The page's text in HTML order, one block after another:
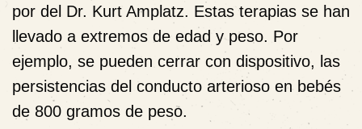
por del Dr. Kurt Amplatz. Estas terapias se han
llevado a extremos de edad y peso. Por
ejemplo, se pueden cerrar con dispositivo, las
persistencias del conducto arterioso en bebés
de 800 gramos de peso.